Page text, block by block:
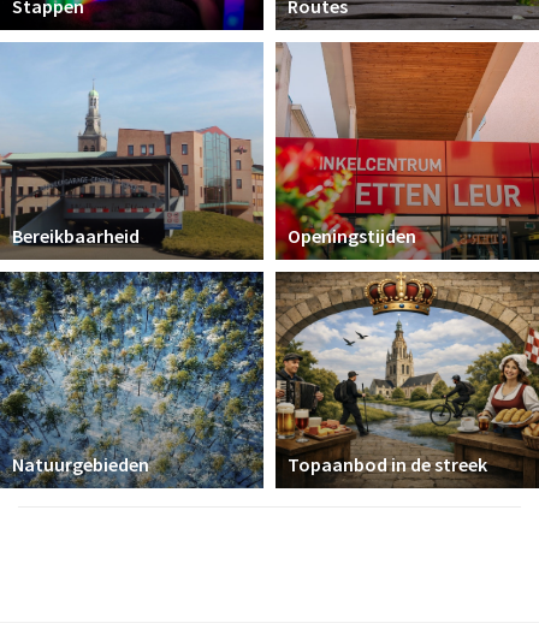
Stappen Routes
Bereikbaarheid Openingstijden
Natuurgebieden Topaanbod in de streek